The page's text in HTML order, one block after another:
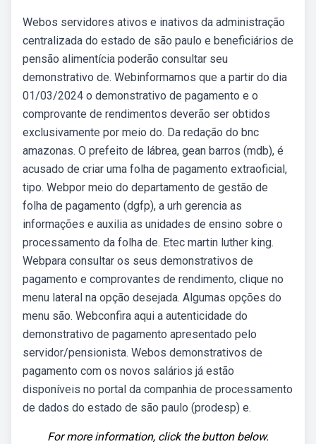
Webos servidores ativos e inativos da administração
centralizada do estado de são paulo e beneficiários de
pensão alimentícia poderão consultar seu
demonstrativo de. Webinformamos que a partir do dia
01/03/2024 o demonstrativo de pagamento e o
comprovante de rendimentos deverão ser obtidos
exclusivamente por meio do. Da redação do bnc
amazonas. O prefeito de lábrea, gean barros (mdb), é
acusado de criar uma folha de pagamento extraoficial,
tipo. Webpor meio do departamento de gestão de
folha de pagamento (dgfp), a urh gerencia as
informações e auxilia as unidades de ensino sobre o
processamento da folha de. Etec martin luther king.
Webpara consultar os seus demonstrativos de
pagamento e comprovantes de rendimento, clique no
menu lateral na opção desejada. Algumas opções do
menu são. Webconfira aqui a autenticidade do
demonstrativo de pagamento apresentado pelo
servidor/pensionista. Webos demonstrativos de
pagamento com os novos salários já estão
disponíveis no portal da companhia de processamento
de dados do estado de são paulo (prodesp) e.
For more information, click the button below.